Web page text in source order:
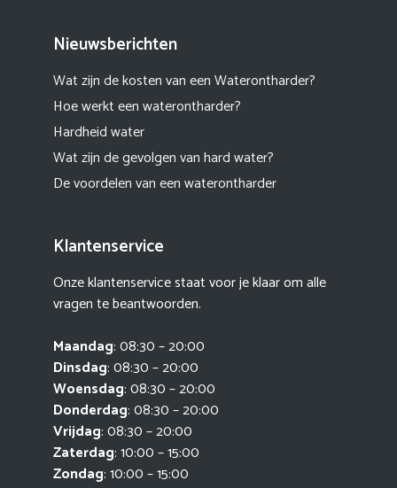
Nieuwsberichten
Wat zijn de kosten van een Waterontharder?
Hoe werkt een waterontharder?
Hardheid water
Wat zijn de gevolgen van hard water?
De voordelen van een waterontharder
Klantenservice
Onze klantenservice staat voor je klaar om alle
vragen te beantwoorden.
Maandag: 08:30 – 20:00
Dinsdag: 08:30 – 20:00
Woensdag: 08:30 – 20:00
Donderdag: 08:30 – 20:00
Vrijdag: 08:30 – 20:00
Zaterdag: 10:00 – 15:00
Zondag: 10:00 – 15:00